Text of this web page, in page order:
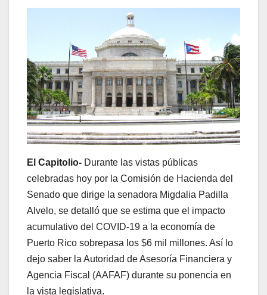
El Capitolio- Durante las vistas públicas
celebradas hoy por la Comisión de Hacienda del
Senado que dirige la senadora Migdalia Padilla
Alvelo, se detalló que se estima que el impacto
acumulativo del COVID-19 a la economía de
Puerto Rico sobrepasa los $6 mil millones. Así lo
dejo saber la Autoridad de Asesoría Financiera y
Agencia Fiscal (AAFAF) durante su ponencia en
la vista legislativa.